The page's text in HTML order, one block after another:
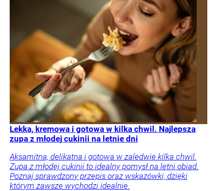
Lekka, kremowa i gotowa w kilka chwil. Najlepsza
zupa z młodej cukinii na letnie dni
Aksamitna, delikatna i gotowa w zaledwie kilka chwil.
Zupa z młodej cukinii to idealny pomysł na letni obiad.
Poznaj sprawdzony przepis oraz wskazówki, dzięki
którym zawsze wychodzi idealnie.